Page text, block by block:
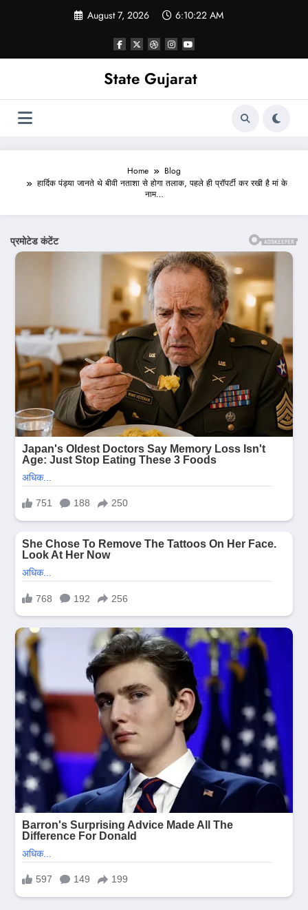
August 7, 2026 6:10:24 AM
State Gujarat
Home
Blog
हार्दिक पंड्या जानते थे बीवी नताशा से होगा तलाक, पहले ही प्रॉपर्टी कर रखी है मां के
नाम…